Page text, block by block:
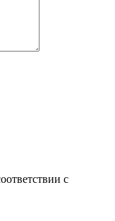
с